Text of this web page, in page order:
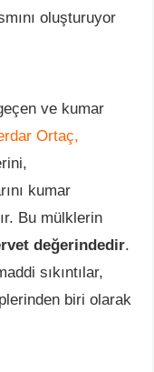
oluşturuyor
ve kumar
Ortaç,
kumar
Bu mülklerin
değerindedir.
sıkıntılar,
biri olarak